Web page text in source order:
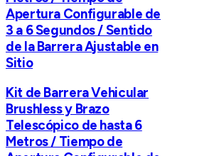
Apertura Configurable de
3 a 6 Segundos / Sentido
de la Barrera Ajustable en
Sitio
Kit de Barrera Vehicular
Brushless y Brazo
Telescópico de hasta 6
Metros / Tiempo de